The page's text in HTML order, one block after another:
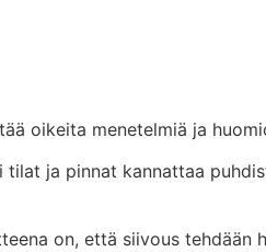
oikeita menetelmiä ja
ja pinnat kannattaa
on, että siivous tehdään